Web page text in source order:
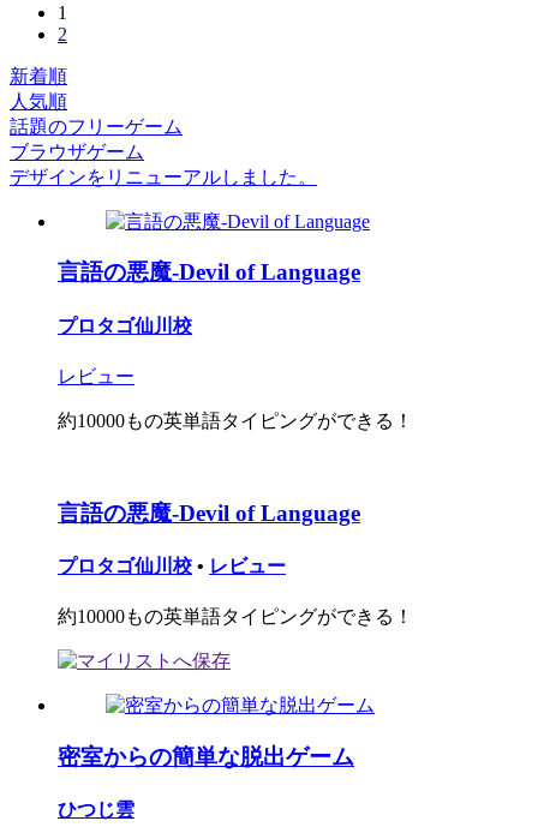
1
2
新着順
人気順
話題のフリーゲーム
ブラウザゲーム
デザインをリニューアルしました。
言語の悪魔-Devil of Language
プロタゴ仙川校
レビュー
約10000もの英単語タイピングができる！
言語の悪魔-Devil of Language
プロタゴ仙川校 • レビュー
約10000もの英単語タイピングができる！
密室からの簡単な脱出ゲーム
ひつじ雲